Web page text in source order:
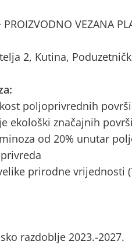
PROIZVODNO VEZANA
2, Kutina,
poljoprivrednih
ekološki značajnih
od 20% unutar
prirodne vrijednosti
razdoblje 2023.-2027.